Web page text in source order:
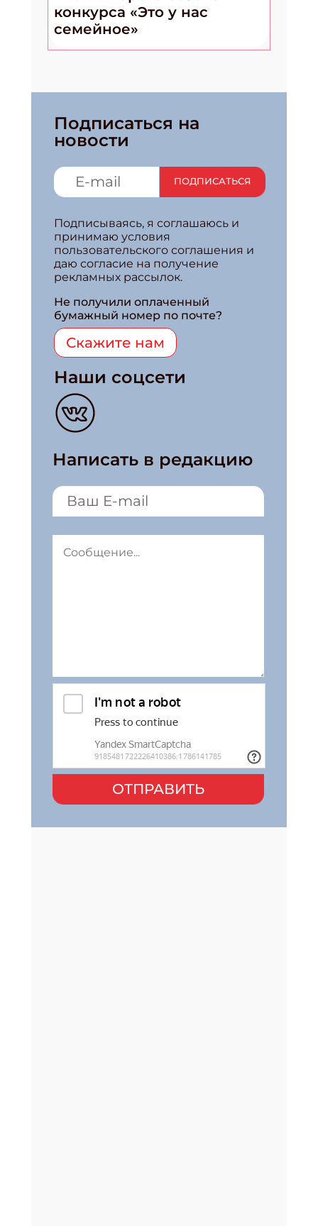
конкурса «Это у нас
семейное»
Подписаться на
новости
ПОДПИСАТЬСЯ
Подписываясь, я соглашаюсь и
принимаю условия
пользовательского соглашения и
даю согласие на получение
рекламных рассылок.
Не получили оплаченный
бумажный номер по почте?
Скажите нам
Наши соцсети
Написать в редакцию
ОТПРАВИТЬ